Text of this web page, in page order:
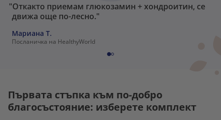
"Откакто приемам глюкозамин + хондроитин, се
движа още по-лесно."
Мариана Т.
Посланичка на HealthyWorld
Първата стъпка към по-добро
благосъстояние: изберете комплект